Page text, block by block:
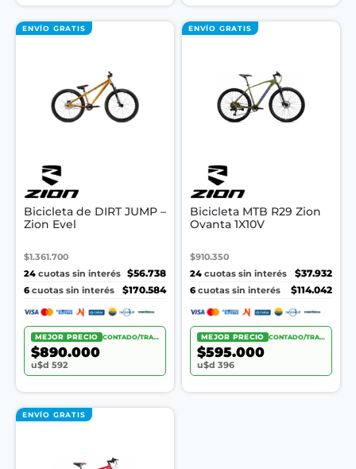
ENVÍO GRATIS
Bicicleta de DIRT JUMP –
Zion Evel
$1.361.700
24 cuotas sin interés
$56.738
6 cuotas sin interés $170.584
MEJOR PRECIO CONTADO/TRANSF.
$890.000
u$d 592
ENVÍO GRATIS
Bicicleta MTB R29 Zion
Ovanta 1X10V
$910.350
24 cuotas sin interés
$37.932
6 cuotas sin interés $114.042
MEJOR PRECIO CONTADO/TRANSF.
$595.000
u$d 396
ENVÍO GRATIS